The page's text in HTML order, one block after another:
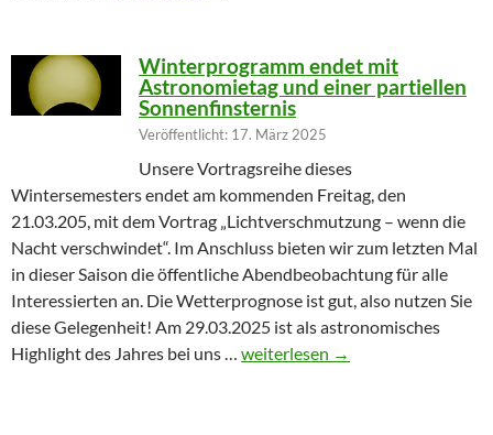
Winterprogramm endet mit
Astronomietag und einer partiellen
Sonnenfinsternis
Veröffentlicht: 17. März 2025
Unsere Vortragsreihe dieses
Wintersemesters endet am kommenden Freitag, den
21.03.205, mit dem Vortrag „Lichtverschmutzung – wenn die
Nacht verschwindet“. Im Anschluss bieten wir zum letzten Mal
in dieser Saison die öffentliche Abendbeobachtung für alle
Interessierten an. Die Wetterprognose ist gut, also nutzen Sie
diese Gelegenheit! Am 29.03.2025 ist als astronomisches
Highlight des Jahres bei uns … Winterprogramm endet mit
weiterlesen →